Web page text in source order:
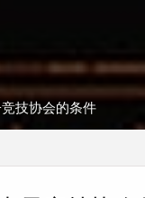
技协会的条件